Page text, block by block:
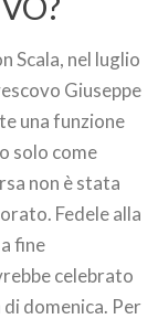
Scala, nel luglio
Giuseppe
una funzione
solo come
non è stata
Fedele alla
fine
celebrato
domenica. Per